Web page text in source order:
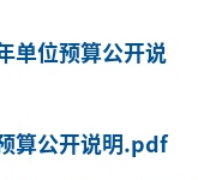
单位预算公开说
算公开说明.pdf